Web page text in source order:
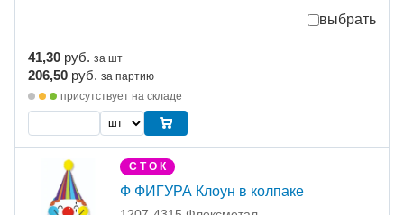
выбрать
41,30 руб. за шт
206,50 руб. за партию
присутствует на складе
С Т О К
Ф ФИГУРА Клоун в колпаке